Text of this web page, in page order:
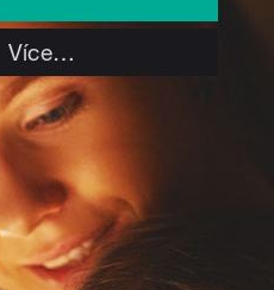
Více…